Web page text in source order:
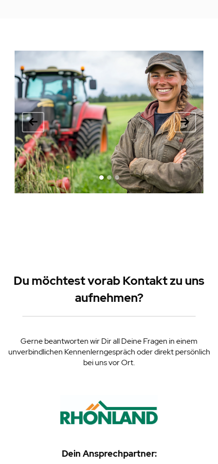
Du möchtest vorab Kontakt zu uns
aufnehmen?
Gerne beantworten wir Dir all Deine Fragen in einem
unverbindlichen Kennenlerngespräch oder direkt persönlich
bei uns vor Ort.
Dein Ansprechpartner: